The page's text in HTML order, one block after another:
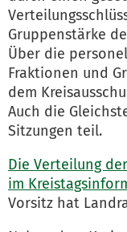
Gruppenstärke
Über die
Fraktionen und
dem
Auch die
Sitzungen teil.
Die Verteilung
im
Vorsitz hat